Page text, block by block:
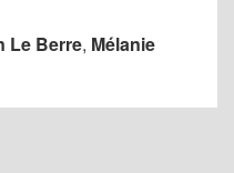
Le Berre, Mélanie